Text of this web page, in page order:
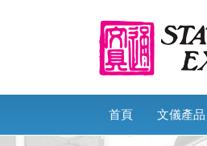
首頁 文儀產品